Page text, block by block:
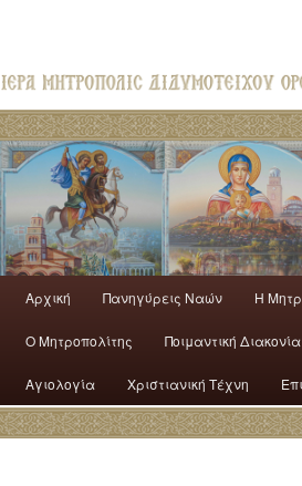
Αρχική Πανηγύρεις Ναών H
Ο Mητροπολίτης Ποιμαντική Διακονία
Αγιολογία Χριστιανική Τέχνη